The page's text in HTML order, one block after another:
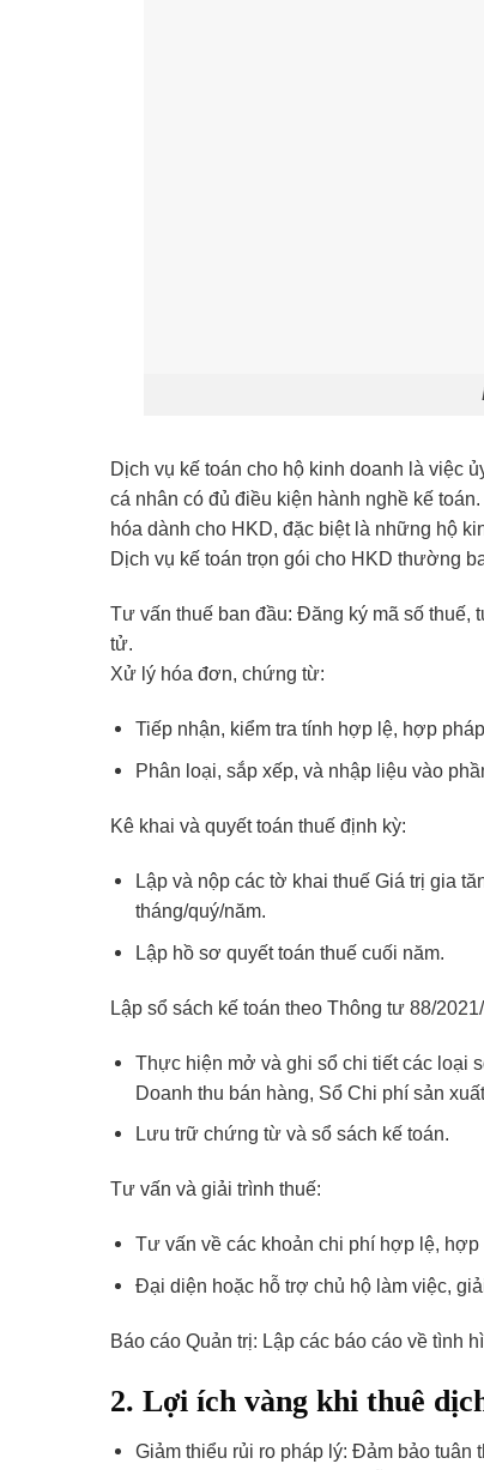
Dịch vụ kế toán cho hộ kinh doanh là việc
cá nhân có đủ điều kiện hành nghề kế
hóa dành cho HKD, đặc biệt là những hộ
Dịch vụ kế toán trọn gói cho HKD thường
Tư vấn thuế ban đầu: Đăng ký mã số thuế,
tử.
Xử lý hóa đơn, chứng từ:
Tiếp nhận, kiểm tra tính hợp lệ, hợp
Phân loại, sắp xếp, và nhập liệu vào
Kê khai và quyết toán thuế định kỳ:
Lập và nộp các tờ khai thuế Giá trị gia
tháng/quý/năm.
Lập hồ sơ quyết toán thuế cuối năm.
Lập sổ sách kế toán theo Thông tư 88/
Thực hiện mở và ghi sổ chi tiết các loại
Doanh thu bán hàng, Sổ Chi phí sản
Lưu trữ chứng từ và sổ sách kế toán.
Tư vấn và giải trình thuế:
Tư vấn về các khoản chi phí hợp lệ,
Đại diện hoặc hỗ trợ chủ hộ làm việc,
Báo cáo Quản trị: Lập các báo cáo về tình
2. Lợi ích vàng khi thuê
Giảm thiểu rủi ro pháp lý: Đảm bảo tuân